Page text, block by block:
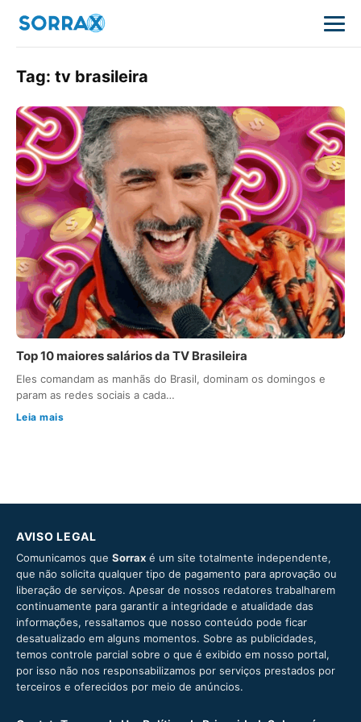
Tag: tv brasileira
Top 10 maiores salários da TV Brasileira
Eles comandam as manhãs do Brasil, dominam os domingos e
param as redes sociais a cada…
Leia mais
AVISO LEGAL
Comunicamos que Sorrax é um site totalmente independente,
que não solicita qualquer tipo de pagamento para aprovação ou
liberação de serviços. Apesar de nossos redatores trabalharem
continuamente para garantir a integridade e atualidade das
informações, ressaltamos que nosso conteúdo pode ficar
desatualizado em alguns momentos. Sobre as publicidades,
temos controle parcial sobre o que é exibido em nosso portal,
por isso não nos responsabilizamos por serviços prestados por
terceiros e oferecidos por meio de anúncios.